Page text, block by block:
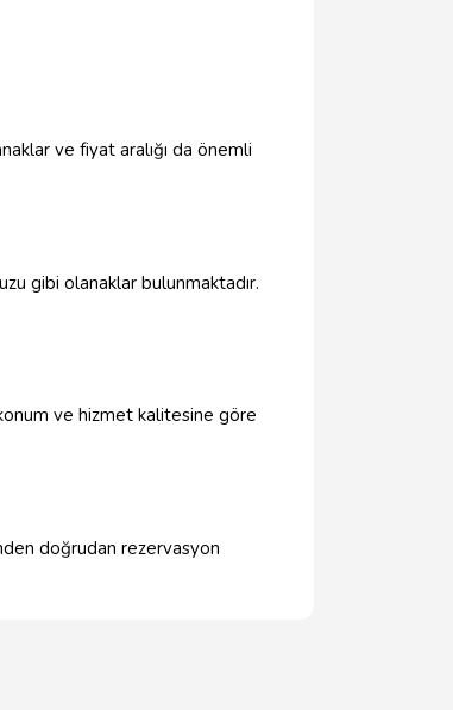
ve fiyat aralığı da önemli
gibi olanaklar bulunmaktadır.
ve hizmet kalitesine göre
doğrudan rezervasyon